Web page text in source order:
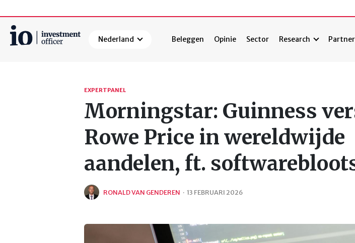
Nederland Beleggen Opinie Sector Research
EXPERTPANEL
Morningstar: Guinness
Rowe Price in wereldwijde
aandelen, ft.
RONALD VAN GENDEREN · 13 FEBRUARI 2026